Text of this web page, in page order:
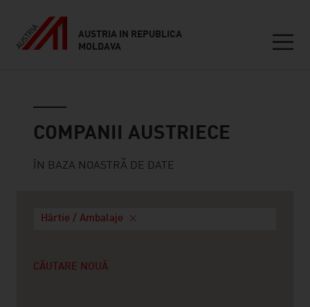
AUSTRIA IN REPUBLICA
MOLDAVA
COMPANII AUSTRIECE
ÎN BAZA NOASTRĂ DE DATE
Hârtie / Ambalaje
CĂUTARE NOUĂ